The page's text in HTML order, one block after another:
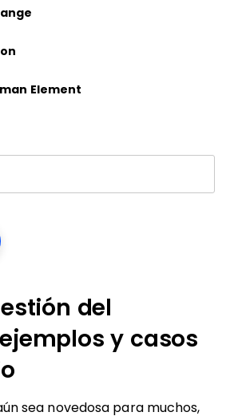
Element
del
y casos
sea novedosa para muchos,